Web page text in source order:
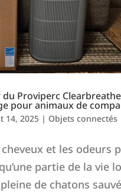
du Proviperc
pour animaux de
14, 2025 | Objets connectés
et les odeurs
partie de la vie
de chatons